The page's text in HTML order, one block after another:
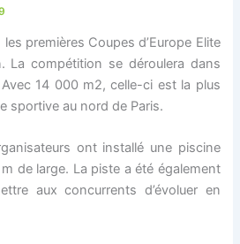
les premières Coupes d’Europe Elite
La compétition se déroulera dans
Avec 14 000 m2, celle-ci est la plus
sportive au nord de Paris.
ont installé une piscine
de large. La piste a été également
aux concurrents d’évoluer en